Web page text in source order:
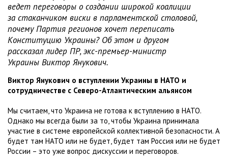
ведет переговоры о создании широкой коалиции
за стаканчиком виски в парламентской столовой,
почему Партия регионов хочет переписать
Конституцию Украины? Об этом и другом
рассказал лидер ПР, экс-премьер-министр
Украины Виктор Янукович.
Виктор Янукович о вступлении Украины в НАТО и
сотрудничестве с Северо-Атлантическим альянсом
Мы считаем, что Украина не готова к вступлению в НАТО.
Однако мы всегда были за то, чтобы Украина принимала
участие в системе европейской коллективной безопасности. А
будет там НАТО или не будет, будет там Россия или не будет
России – это уже вопрос дискуссии и переговоров.